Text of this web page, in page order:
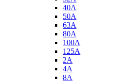
40A
50A
63A
80A
100A
125A
2A
4A
8A